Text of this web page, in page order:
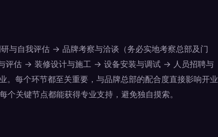
与自我评估 → 品牌考察与洽谈（务必实地考察总部及门
评估 → 装修设计与施工 → 设备安装与调试 → 人员招聘与
每个环节都至关重要，与品牌总部的配合度直接影响开业
个关键节点都能获得专业支持，避免独自摸索。